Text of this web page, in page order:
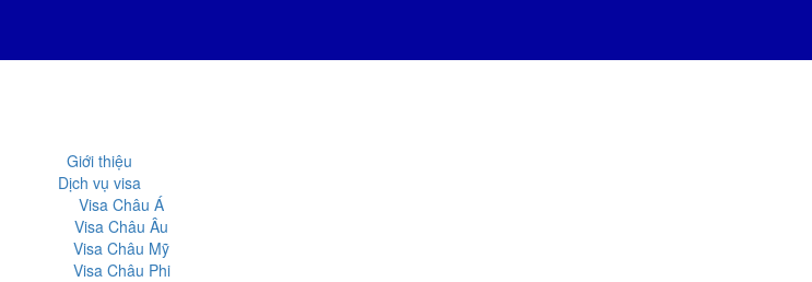
Giới thiệu
Dịch vụ visa
Visa Châu Á
Visa Châu Âu
Visa Châu Mỹ
Visa Châu Phi